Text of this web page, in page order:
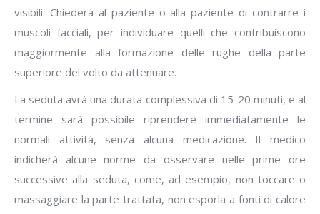
visibili. Chiederà al paziente o alla paziente di contrarre i
muscoli facciali, per individuare quelli che contribuiscono
maggiormente alla formazione delle rughe della parte
superiore del volto da attenuare.
La seduta avrà una durata complessiva di 15-20 minuti, e al
termine sarà possibile riprendere immediatamente le
normali attività, senza alcuna medicazione. Il medico
indicherà alcune norme da osservare nelle prime ore
successive alla seduta, come, ad esempio, non toccare o
massaggiare la parte trattata, non esporla a fonti di calore